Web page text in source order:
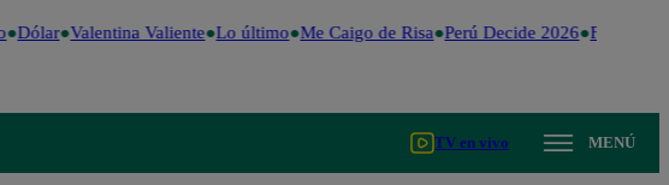
Dólar Valentina Valiente Lo último Me Caigo de Risa Perú Decide 2026 Fútbol
TV en vivo MENÚ